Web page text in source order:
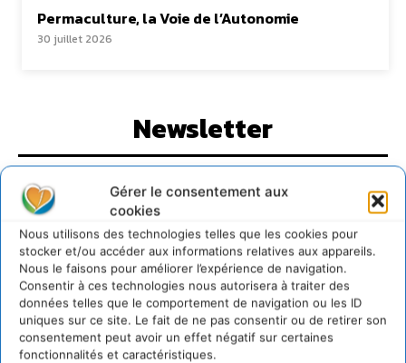
Gérer le consentement aux
cookies
Nous utilisons des technologies telles que les cookies pour
stocker et/ou accéder aux informations relatives aux appareils.
Nous le faisons pour améliorer l’expérience de navigation.
Consentir à ces technologies nous autorisera à traiter des
données telles que le comportement de navigation ou les ID
uniques sur ce site. Le fait de ne pas consentir ou de retirer son
consentement peut avoir un effet négatif sur certaines
fonctionnalités et caractéristiques.
Permaculture, la Voie de l’Autonomie
30 juillet 2026
Newsletter
JE M'ABONNE